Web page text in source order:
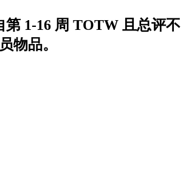
第 1-16 周 TOTW 且总评不
物品。